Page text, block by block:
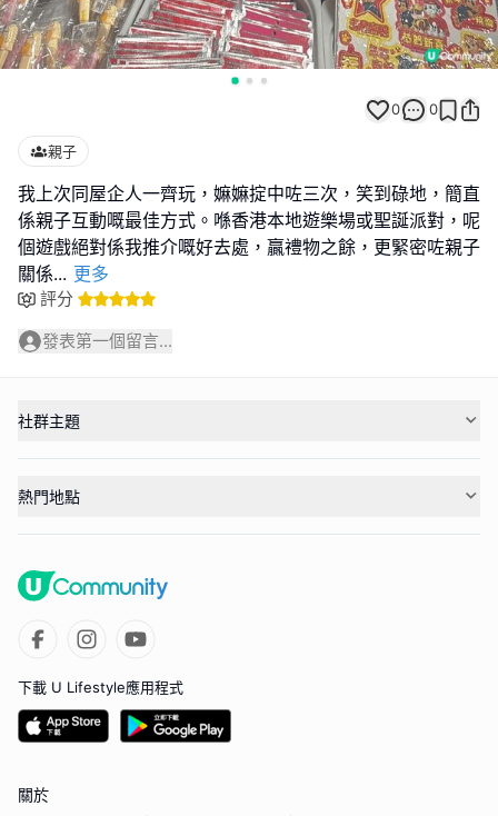
0 0
親子
我上次同屋企人一齊玩，嫲嫲掟中咗三次，笑到碌地，簡直
係親子互動嘅最佳方式。喺香港本地遊樂場或聖誕派對，呢
個遊戲絕對係我推介嘅好去處，贏禮物之餘，更緊密咗親子
關係... 更多
評分
發表第一個留言...
社群主題
熱門地點
下載 U Lifestyle應用程式
關於